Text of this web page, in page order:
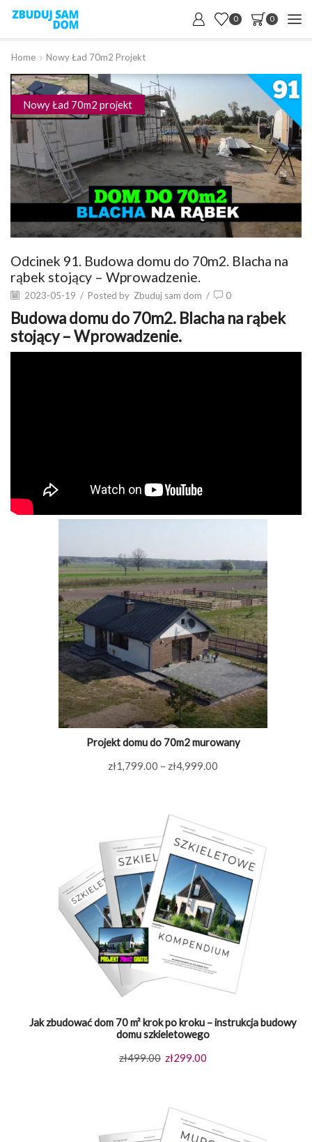
0 0
Home Nowy Ład 70m2 Projekt
Nowy Ład 70m2 projekt
Odcinek 91. Budowa domu do 70m2. Blacha na
rąbek stojący – Wprowadzenie.
2023-05-19 / Posted by Zbuduj sam dom / 0
Budowa domu do 70m2. Blacha na rąbek
stojący – Wprowadzenie.
Projekt domu do 70m2 murowany
zł1,799.00 – zł4,999.00
do
zł4,999.00
Jak zbudować dom 70 m² krok po kroku – instrukcja budowy
domu szkieletowego
zł499.00 Pierwotna
zł499.00.
zł299.00